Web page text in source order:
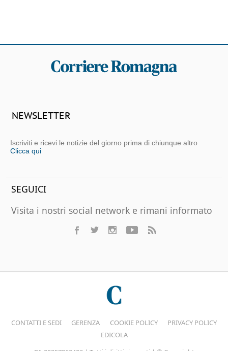
NEWSLETTER
Iscriviti e ricevi le notizie del giorno prima di chiunque altro
Clicca qui
SEGUICI
Visita i nostri social network e rimani informato
CONTATTI E SEDI GERENZA COOKIE POLICY
PRIVACY POLICY
EDICOLA